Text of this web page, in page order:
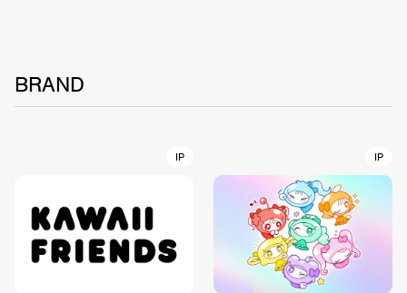
BRAND
IP IP